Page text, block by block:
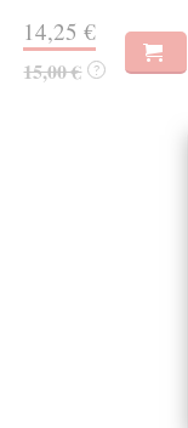
14,25 €
15,00 € ?